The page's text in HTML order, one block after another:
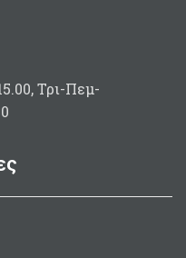
Τρι-Πεμ-